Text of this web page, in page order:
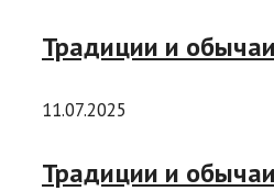
Традиции и
11.07.2025
Традиции и